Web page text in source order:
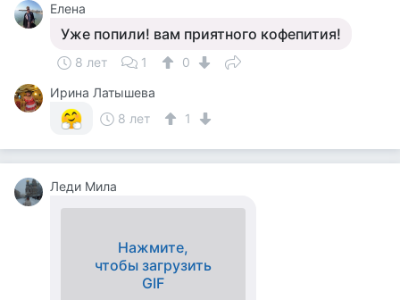
Елена
Уже попили! вам приятного кофепития!
8 лет 1
0
Ирина Латышева
8 лет
1
Леди Мила
Нажмите,
чтобы загрузить
GIF